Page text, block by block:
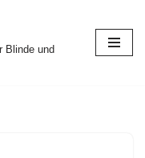
Blinde und